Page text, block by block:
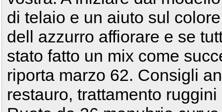
di telaio e un aiuto sul
dell azzurro affiorare e se
stato fatto un mix come
riporta marzo 62. Consigli
restauro, trattamento